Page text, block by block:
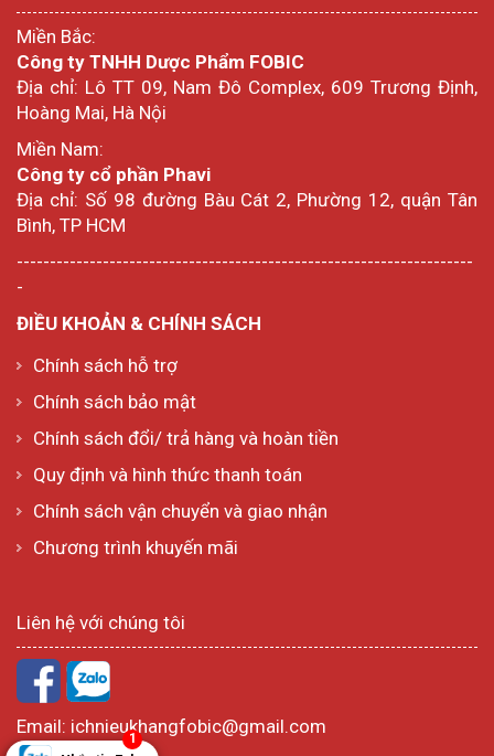
Miền Bắc:
Công ty TNHH Dược Phẩm FOBIC
Địa chỉ: Lô TT 09, Nam Đô Complex, 609 Trương Định,
Hoàng Mai, Hà Nội
Miền Nam:
Công ty cổ phần Phavi
Địa chỉ: Số 98 đường Bàu Cát 2, Phường 12, quận Tân
Bình, TP HCM
---------------------------------------------------------------------
-
ĐIỀU KHOẢN & CHÍNH SÁCH
Chính sách hỗ trợ
Chính sách bảo mật
Chính sách đổi/ trả hàng và hoàn tiền
Quy định và hình thức thanh toán
Chính sách vận chuyển và giao nhận
Chương trình khuyến mãi
Liên hệ với chúng tôi
Email: ichnieukhangfobic@gmail.com
1